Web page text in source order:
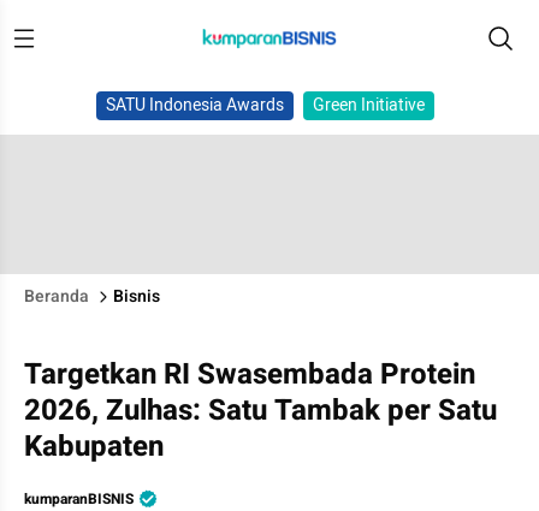
SATU Indonesia Awards Green Initiative
Beranda Bisnis
Targetkan RI Swasembada Protein
2026, Zulhas: Satu Tambak per Satu
Kabupaten
kumparanBISNIS